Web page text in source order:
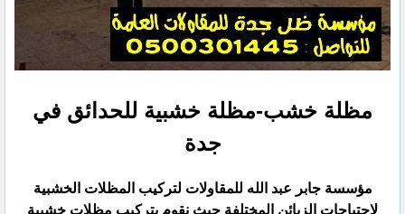
مظلة خشب-مظلة خشبية للحدائق في
جدة
مؤسسة جابر عبد الله للمقاولات لتركيب المظلات الخشبية
لإحتياجات الزبائن المختلفة حيث نقوم بتركيب مظلات خشبية